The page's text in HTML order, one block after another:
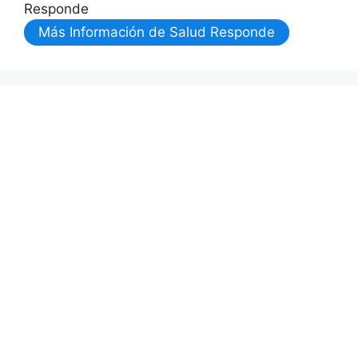
Responde
Más Información de Salud Responde